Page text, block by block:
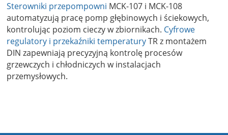
Sterowniki przepompowni MCK-107 i MCK-108
automatyzują pracę pomp głębinowych i ściekowych,
kontrolując poziom cieczy w zbiornikach. Cyfrowe
regulatory i przekaźniki temperaturyTR z montażem
DIN zapewniają precyzyjną kontrolę procesów
grzewczych i chłodniczych w instalacjach
przemysłowych.